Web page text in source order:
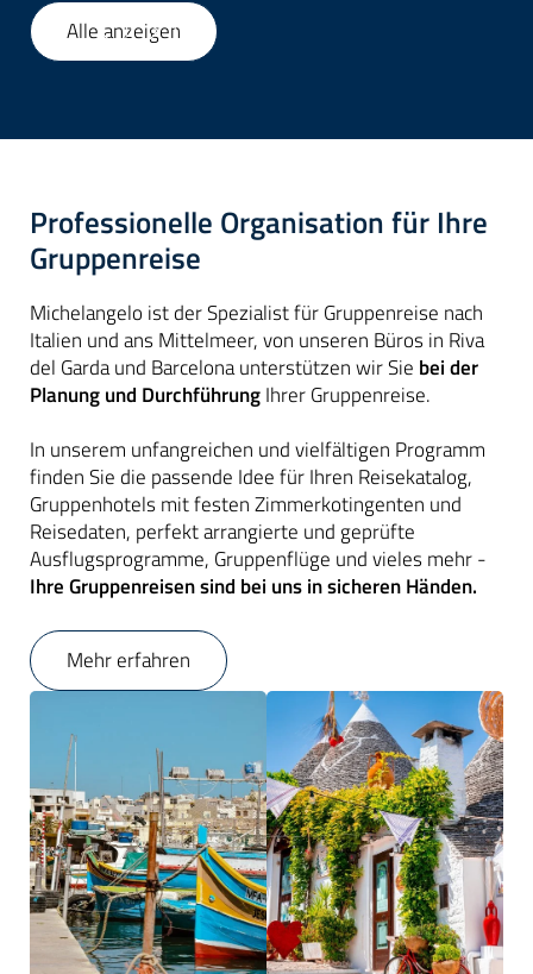
1 52
Alle anzeigen
Professionelle Organisation für Ihre
Gruppenreise
Michelangelo ist der Spezialist für Gruppenreise nach
Italien und ans Mittelmeer, von unseren Büros in Riva
del Garda und Barcelona unterstützen wir Sie bei der
Planung und DurchführungIhrer Gruppenreise.
In unserem unfangreichen und vielfältigen Programm
finden Sie die passende Idee für Ihren Reisekatalog,
Gruppenhotels mit festen Zimmerkotingenten und
Reisedaten, perfekt arrangierte und geprüfte
Ausflugsprogramme, Gruppenflüge und vieles mehr -
Ihre Gruppenreisen sind bei uns in sicheren Händen.
Mehr erfahren